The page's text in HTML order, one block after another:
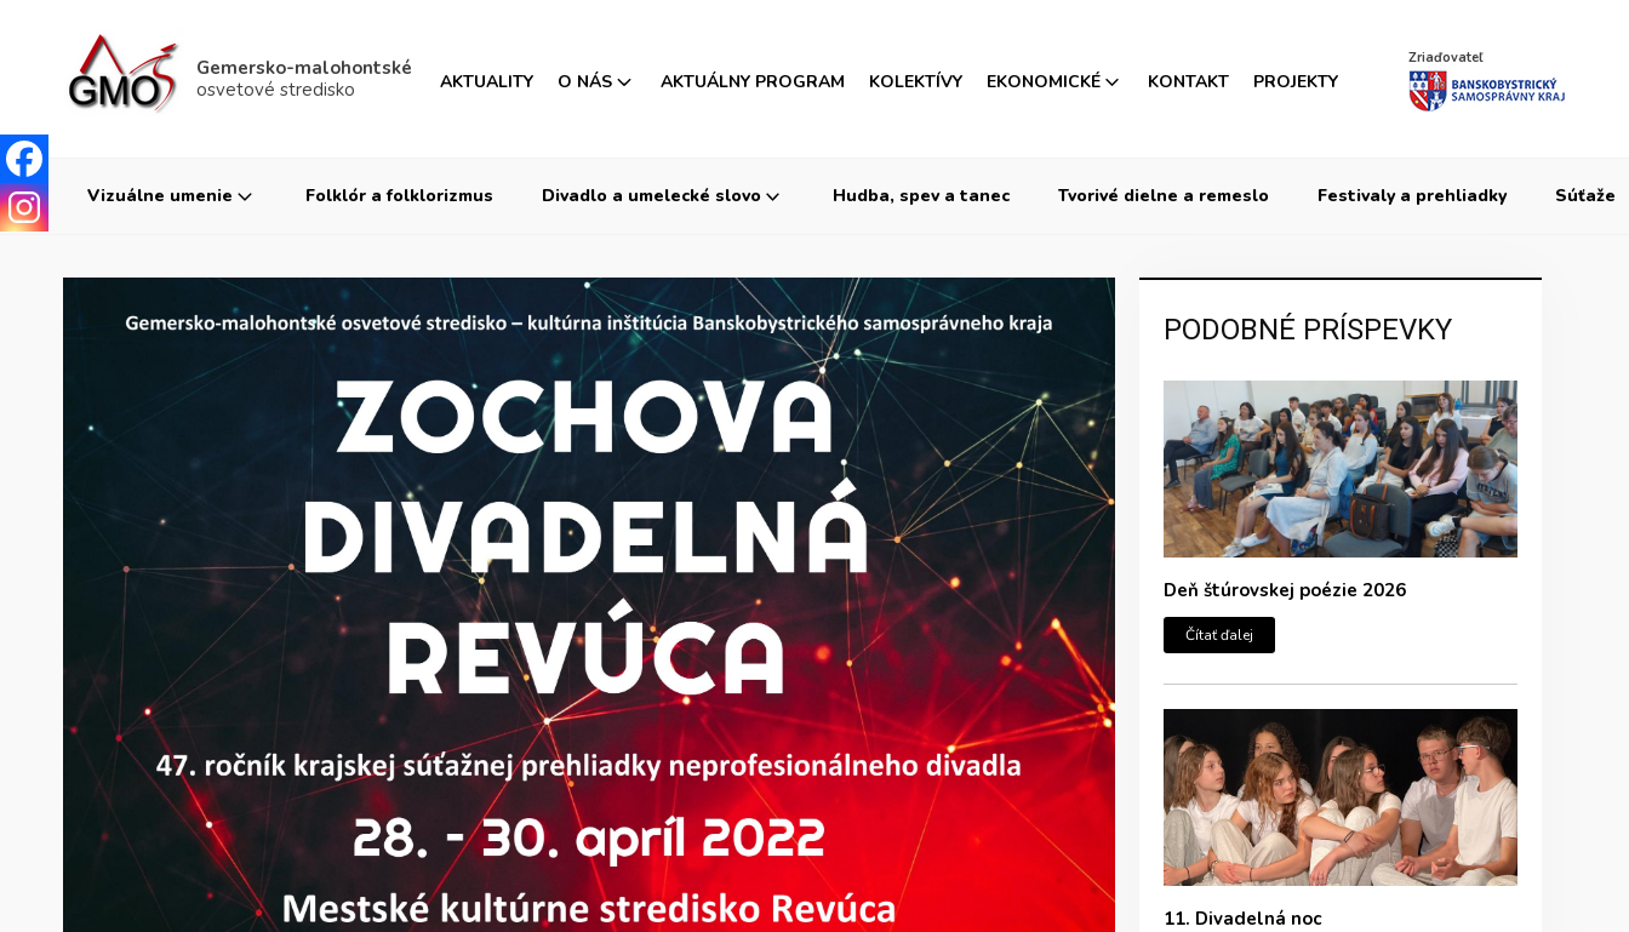
Gemersko-malohontské
osvetové stredisko
AKTUALITY O NÁS AKTUÁLNY PROGRAM KOLEKTÍVY EKONOMICKÉ KONTAKT PROJEKTY
Zriaďovateľ
Vizuálne umenie Folklór a folklorizmus Divadlo a umelecké slovo Hudba, spev a tanec Tvorivé dielne a remeslo Festivaly a prehliadky Súťaže
PODOBNÉ PRÍSPEVKY
Deň štúrovskej poézie 2026
Čítať ďalej
11. Divadelná noc